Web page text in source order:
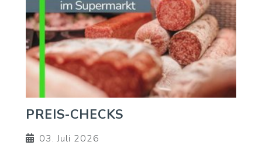
PREIS-CHECKS
03. Juli 2026